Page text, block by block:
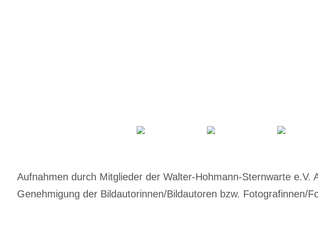
Aufnahmen durch Mitglieder der Walter-Hohmann-Sternwarte
Genehmigung der Bildautorinnen/Bildautoren bzw. Fotografinnen/